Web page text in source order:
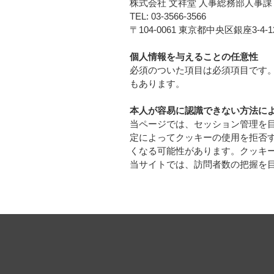
株式会社 文祥堂 人事総務部人事課
TEL: 03-3566-3566
〒104-0061 東京都中央区銀座3-4-
個人情報を与えることの任意性
必須のついた項目は必須項目です。そ
もあります。
本人が容易に認識できない方法によ
当ページでは、セッション管理を目的
定によってクッキーの使用を拒否する
くなる可能性があります。クッキーの
当サイトでは、訪問者数の把握を目